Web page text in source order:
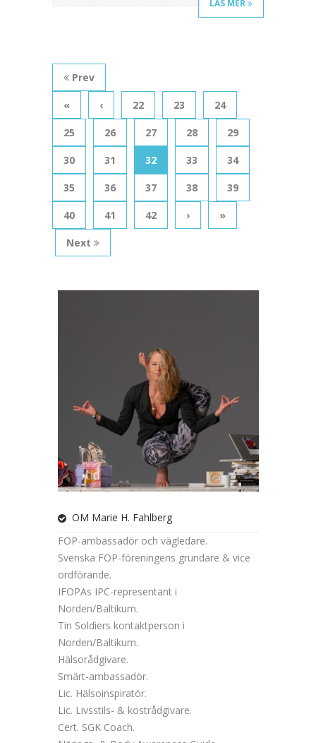
LÄS MER
Prev
« ‹ 22 23 24
25 26 27 28 29
30 31 32 33 34
35 36 37 38 39
40 41 42 › »
Next
OM Marie H. Fahlberg
FOP-ambassadör och vägledare.
Svenska FOP-föreningens grundare & vice
ordförande.
IFOPAs IPC-representant i
Norden/Baltikum.
Tin Soldiers kontaktperson i
Norden/Baltikum.
Hälsorådgivare.
Smärt-ambassadör.
Lic. Hälsoinspiratör.
Lic. Livsstils- & kostrådgivare.
Cert. SGK Coach.